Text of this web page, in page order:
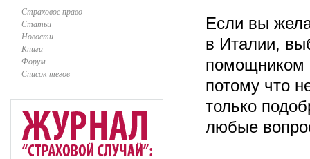
Страховое право
Статьи
Новости
Книги
Форум
Список тегов
Если вы
в Италии,
помощником
потому что
только
любые